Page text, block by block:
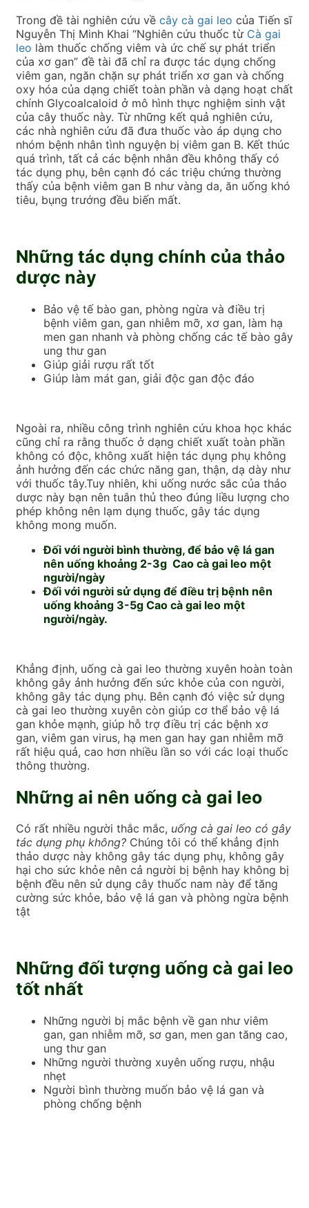
Trong đề tài nghiên cứu về cây cà gai leo của Tiến sĩ
Nguyễn Thị Minh Khai “Nghiên cứu thuốc từ Cà gai
leo làm thuốc chống viêm và ức chế sự phát triển
của xơ gan” đề tài đã chỉ ra được tác dụng chống
viêm gan, ngăn chặn sự phát triển xơ gan và chống
oxy hóa của dạng chiết toàn phần và dạng hoạt chất
chính Glycoalcaloid ở mô hình thực nghiệm sinh vật
của cây thuốc này. Từ những kết quả nghiên cứu,
các nhà nghiên cứu đã đưa thuốc vào áp dụng cho
nhóm bệnh nhân tình nguyện bị viêm gan B. Kết thúc
quá trình, tất cả các bệnh nhân đều không thấy có
tác dụng phụ, bên cạnh đó các triệu chứng thường
thấy của bệnh viêm gan B như vàng da, ăn uống khó
tiêu, bụng trướng đều biến mất.
Những tác dụng chính của thảo
dược này
Bảo vệ tế bào gan, phòng ngừa và điều trị
bệnh viêm gan, gan nhiễm mỡ, xơ gan, làm hạ
men gan nhanh và phòng chống các tế bào gây
ung thư gan
Giúp giải rượu rất tốt
Giúp làm mát gan, giải độc gan độc đáo
Ngoài ra, nhiều công trình nghiên cứu khoa học khác
cũng chỉ ra rằng thuốc ở dạng chiết xuất toàn phần
không có độc, không xuất hiện tác dụng phụ không
ảnh hưởng đến các chức năng gan, thận, dạ dày như
với thuốc tây.Tuy nhiên, khi uống nước sắc của thảo
dược này bạn nên tuân thủ theo đúng liều lượng cho
phép không nên lạm dụng thuốc, gây tác dụng
không mong muốn.
Đối với người bình thường, để bảo vệ lá gan
nên uống khoảng 2-3g Cao cà gai leo một
người/ngày
Đối với người sử dụng để điều trị bệnh nên
uống khoảng 3-5g Cao cà gai leo một
người/ngày.
Khẳng định, uống cà gai leo thường xuyên hoàn toàn
không gây ảnh hưởng đến sức khỏe của con người,
không gây tác dụng phụ. Bên cạnh đó việc sử dụng
cà gai leo thường xuyên còn giúp cơ thể bảo vệ lá
gan khỏe mạnh, giúp hỗ trợ điều trị các bệnh xơ
gan, viêm gan virus, hạ men gan hay gan nhiễm mỡ
rất hiệu quả, cao hơn nhiều lần so với các loại thuốc
thông thường.
Những ai nên uống cà gai leo
Có rất nhiều người thắc mắc, uống cà gai leo có gây
tác dụng phụ không? Chúng tôi có thể khẳng định
thảo dược này không gây tác dụng phụ, không gây
hại cho sức khỏe nên cả người bị bệnh hay không bị
bệnh đều nên sử dụng cây thuốc nam này để tăng
cường sức khỏe, bảo vệ lá gan và phòng ngừa bệnh
tật
Những đối tượng uống cà gai leo
tốt nhất
Những người bị mắc bệnh về gan như viêm
gan, gan nhiễm mỡ, sơ gan, men gan tăng cao,
ung thư gan
Những người thường xuyên uống rượu, nhậu
nhẹt
Người bình thường muốn bảo vệ lá gan và
phòng chống bệnh